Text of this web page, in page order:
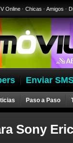
Online · Chicas · Amigos ·
Enviar
Paso a Paso
Sony